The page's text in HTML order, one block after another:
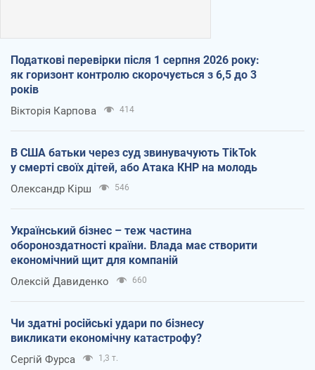
Податкові перевірки після 1 серпня 2026 року:
як горизонт контролю скорочується з 6,5 до 3
років
Вікторія Карпова 414
В США батьки через суд звинувачують TikTok
у смерті своїх дітей, або Атака КНР на молодь
Олександр Кірш 546
Український бізнес – теж частина
обороноздатності країни. Влада має створити
економічний щит для компаній
Олексій Давиденко 660
Чи здатні російські удари по бізнесу
викликати економічну катастрофу?
Сергій Фурса 1,3 т.